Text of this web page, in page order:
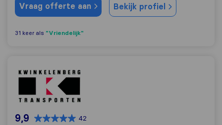
Vraag offerte aan Bekijk profiel
31 keer als "Vriendelijk"
Kwinkelenberg Verhuizingen
9,9 42